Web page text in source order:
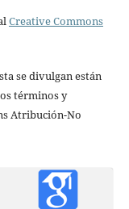
Creative Commons
se divulgan están
términos y
Atribución-No